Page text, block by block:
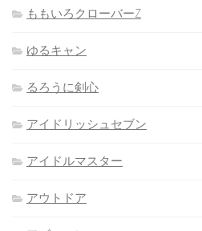
ももいろクローバーZ
ゆるキャン
るろうに剣心
アイドリッシュセブン
アイドルマスター
アウトドア